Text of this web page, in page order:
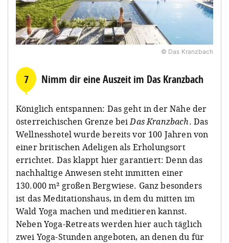
© Das Kranzbach
7 Nimm dir eine Auszeit im Das Kranzbach
Königlich entspannen: Das geht in der Nähe der
österreichischen Grenze beiDas Kranzbach. Das
Wellnesshotel wurde bereits vor 100 Jahren von
einer britischen Adeligen als Erholungsort
errichtet. Das klappt hier garantiert: Denn das
nachhaltige Anwesen steht inmitten einer
130.000 m² großen Bergwiese. Ganz besonders
ist das Meditationshaus, in dem du mitten im
Wald Yoga machen und meditieren kannst.
Neben Yoga-Retreats werden hier auch täglich
zwei Yoga-Stunden angeboten, an denen du für